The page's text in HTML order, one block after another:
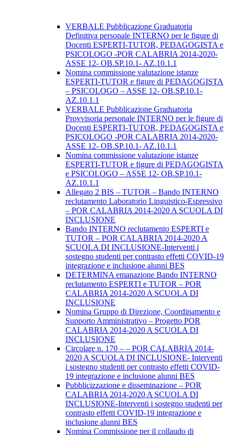
VERBALE Pubblicazione Graduatoria
Definitiva personale INTERNO per le figure di
Docenti ESPERTI-TUTOR, PEDAGOGISTA e
PSICOLOGO -POR CALABRIA 2014-2020-
ASSE 12- OB.SP.10.1- AZ.10.1.1
Nomina commissione valutazione istanze
ESPERTI-TUTOR e figure di PEDAGOGISTA
– PSICOLOGO – ASSE 12- OB.SP.10.1-
AZ.10.1.1
VERBALE Pubblicazione Graduatoria
Provvisoria personale INTERNO per le figure di
Docenti ESPERTI-TUTOR, PEDAGOGISTA e
PSICOLOGO -POR CALABRIA 2014-2020-
ASSE 12- OB.SP.10.1- AZ.10.1.1
Nomina commissione valutazione istanze
ESPERTI-TUTOR e figure di PEDAGOGISTA
e PSICOLOGO – ASSE 12- OB.SP.10.1-
AZ.10.1.1
Allegato 2 BIS – TUTOR – Bando INTERNO
reclutamento Laboratorio Linguistico-Espressivo
– POR CALABRIA 2014-2020 A SCUOLA DI
INCLUSIONE
Bando INTERNO reclutamento ESPERTI e
TUTOR – POR CALABRIA 2014-2020 A
SCUOLA DI INCLUSIONE-Interventi i
sostegno studenti per contrasto effetti COVID-19
integrazione e inclusione alunni BES
DETERMINA emanazione Bando INTERNO
reclutamento ESPERTI e TUTOR – POR
CALABRIA 2014-2020 A SCUOLA DI
INCLUSIONE
Nomina Gruppo di Direzione, Coordinamento e
Supporto Amministrativo – Progetto POR
CALABRIA 2014-2020 A SCUOLA DI
INCLUSIONE
Circolare n. 170 – – POR CALABRIA 2014-
2020 A SCUOLA DI INCLUSIONE- Interventi
i sostegno studenti per contrasto effetti COVID-
19 integrazione e inclusione alunni BES
Pubblicizzazione e disseminazione – POR
CALABRIA 2014-2020 A SCUOLA DI
INCLUSIONE-Interventi i sostegno studenti per
contrasto effetti COVID-19 integrazione e
inclusione alunni BES
Nomina Commissione per il collaudo di